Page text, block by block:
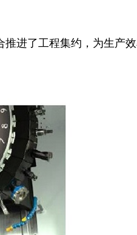
进了工程集约，为生产